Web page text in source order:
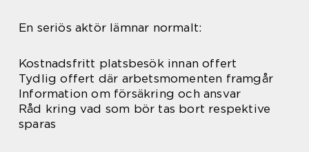
En seriös aktör lämnar normalt:
Kostnadsfritt platsbesök innan offert
Tydlig offert där arbetsmomenten framgår
Information om försäkring och ansvar
Råd kring vad som bör tas bort respektive
sparas